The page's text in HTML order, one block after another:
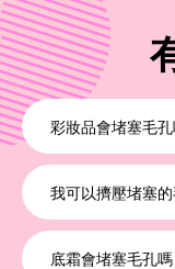
彩妝品會堵塞毛孔
並非所有彩妝品都會
乾淨卸妝的話。我們
Unblocked暢通毛孔
我可以擠壓堵塞
千萬別擠壓！這樣會
毛孔，可以試試每星期
底霜會堵塞毛孔嗎